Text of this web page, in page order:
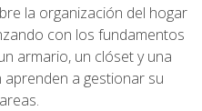
la organización del hogar
con los fundamentos
armario, un clóset y una
aprenden a gestionar su